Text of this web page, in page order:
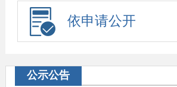
依申请公开
公示公告